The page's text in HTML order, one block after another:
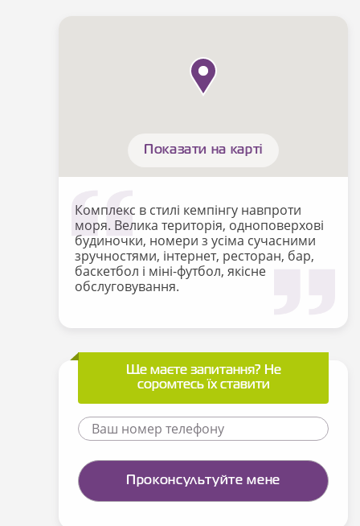
Показати на карті
Комплекс в стилі кемпінгу навпроти
моря. Велика територія, одноповерхові
будиночки, номери з усіма сучасними
зручностями, інтернет, ресторан, бар,
баскетбол і міні-футбол, якісне
обслуговування.
Ще маєте запитання? Не
соромтесь їх ставити